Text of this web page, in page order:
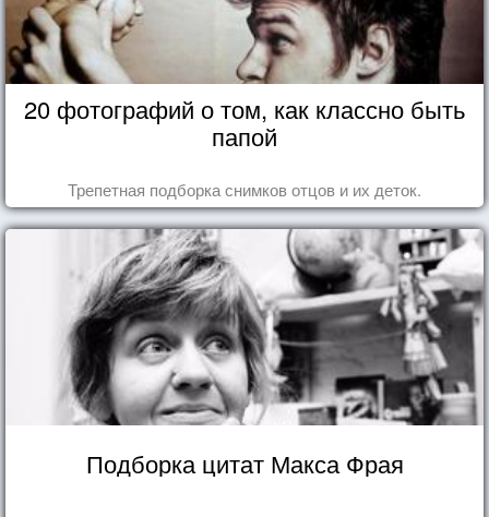
20 фотографий о том, как классно быть
папой
Трепетная подборка снимков отцов и их деток.
Подборка цитат Макса Фрая